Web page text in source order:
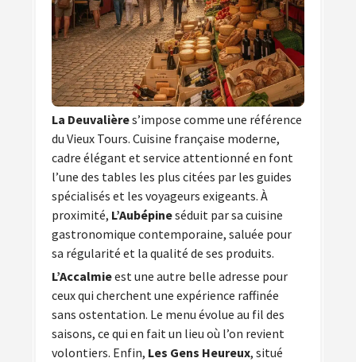
La Deuvalières’impose comme une référence
du Vieux Tours. Cuisine française moderne,
cadre élégant et service attentionné en font
l’une des tables les plus citées par les guides
spécialisés et les voyageurs exigeants. À
proximité, L’Aubépineséduit par sa cuisine
gastronomique contemporaine, saluée pour
sa régularité et la qualité de ses produits.
L’Accalmieest une autre belle adresse pour
ceux qui cherchent une expérience raffinée
sans ostentation. Le menu évolue au fil des
saisons, ce qui en fait un lieu où l’on revient
volontiers. Enfin, Les Gens Heureux, situé